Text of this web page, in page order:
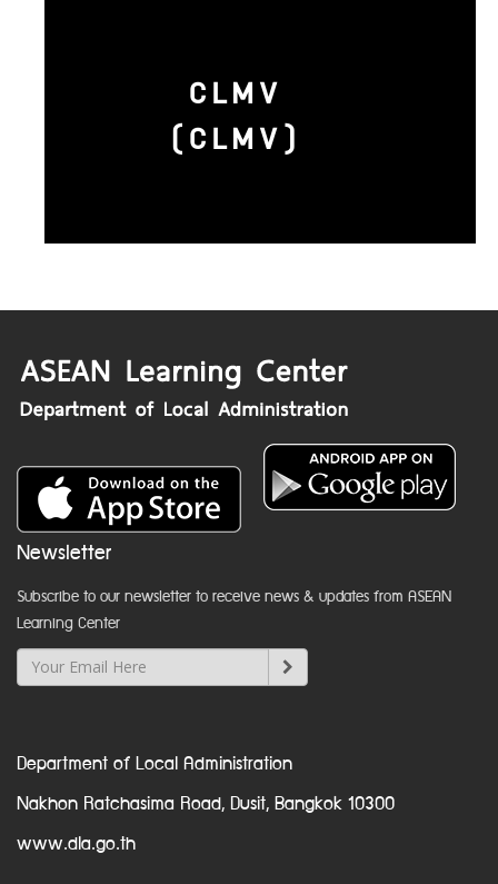
CLMV
(CLMV)
Newsletter
Subscribe to our newsletter to receive news & updates from ASEAN
Learning Center
Department of Local Administration
Nakhon Ratchasima Road, Dusit, Bangkok 10300
www.dla.go.th